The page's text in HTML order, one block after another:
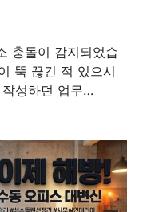
충돌이 감지되었습
뚝 끊긴 적 있으시
작성하던 업무…